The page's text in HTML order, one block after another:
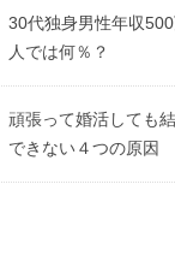
30代独身男性年収
人では何％？
頑張って婚活しても
できない４つの原因